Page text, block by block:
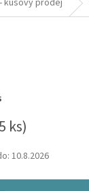
kusový prodej
ks)
10.8.2026